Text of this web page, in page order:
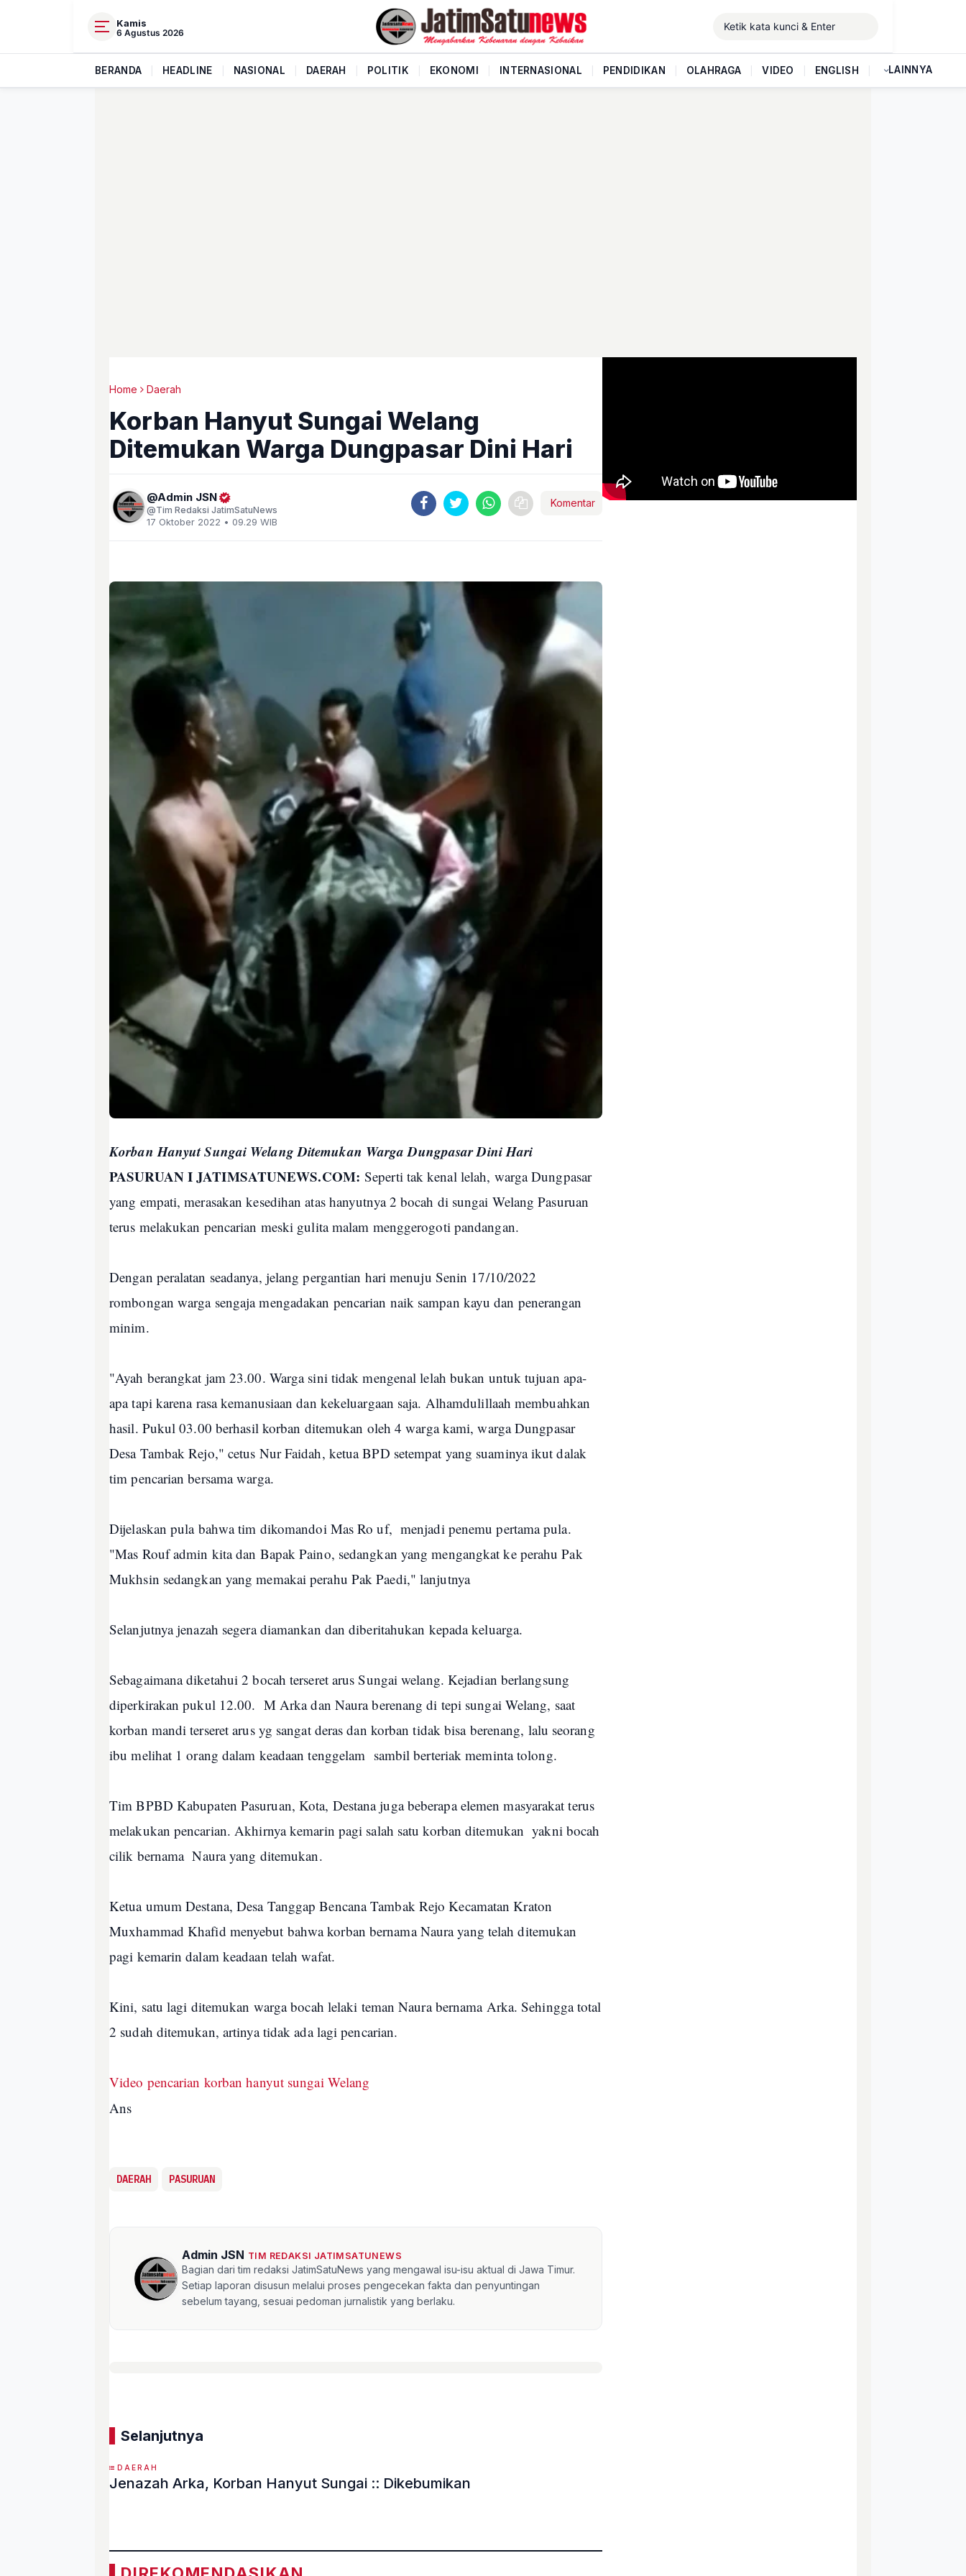
Kamis
6 Agustus 2026
BERANDA HEADLINE NASIONAL DAERAH POLITIK EKONOMI INTERNASIONAL PENDIDIKAN OLAHRAGA VIDEO ENGLISH LAINNYA
Home Daerah
Korban Hanyut Sungai Welang
Ditemukan Warga Dungpasar Dini Hari
Admin JSN
Tim Redaksi JatimSatuNews
17 Oktober 2022 • 09.29 WIB
Komentar
Korban Hanyut Sungai Welang Ditemukan Warga Dungpasar Dini Hari
PASURUAN I JATIMSATUNEWS.COM: Seperti tak kenal lelah, warga Dungpasar
yang empati, merasakan kesedihan atas hanyutnya 2 bocah di sungai Welang Pasuruan
terus melakukan pencarian meski gulita malam menggerogoti pandangan.
Dengan peralatan seadanya, jelang pergantian hari menuju Senin 17/10/2022
rombongan warga sengaja mengadakan pencarian naik sampan kayu dan penerangan
minim.
"Ayah berangkat jam 23.00. Warga sini tidak mengenal lelah bukan untuk tujuan apa-
apa tapi karena rasa kemanusiaan dan kekeluargaan saja. Alhamdulillaah membuahkan
hasil. Pukul 03.00 berhasil korban ditemukan oleh 4 warga kami, warga Dungpasar
Desa Tambak Rejo," cetus Nur Faidah, ketua BPD setempat yang suaminya ikut dalak
tim pencarian bersama warga.
Dijelaskan pula bahwa tim dikomandoi Mas Ro uf, menjadi penemu pertama pula.
"Mas Rouf admin kita dan Bapak Paino, sedangkan yang mengangkat ke perahu Pak
Mukhsin sedangkan yang memakai perahu Pak Paedi," lanjutnya
Selanjutnya jenazah segera diamankan dan diberitahukan kepada keluarga.
Sebagaimana diketahui 2 bocah terseret arus Sungai welang. Kejadian berlangsung
diperkirakan pukul 12.00. M Arka dan Naura berenang di tepi sungai Welang, saat
korban mandi terseret arus yg sangat deras dan korban tidak bisa berenang, lalu seorang
ibu melihat 1 orang dalam keadaan tenggelam sambil berteriak meminta tolong.
Tim BPBD Kabupaten Pasuruan, Kota, Destana juga beberapa elemen masyarakat terus
melakukan pencarian. Akhirnya kemarin pagi salah satu korban ditemukan yakni bocah
cilik bernama Naura yang ditemukan.
Ketua umum Destana, Desa Tanggap Bencana Tambak Rejo Kecamatan Kraton
Muxhammad Khafid menyebut bahwa korban bernama Naura yang telah ditemukan
pagi kemarin dalam keadaan telah wafat.
Kini, satu lagi ditemukan warga bocah lelaki teman Naura bernama Arka. Sehingga total
2 sudah ditemukan, artinya tidak ada lagi pencarian.
Video pencarian korban hanyut sungai Welang
Ans
DAERAH PASURUAN
Admin JSN TIM REDAKSI JATIMSATUNEWS
Bagian dari tim redaksi JatimSatuNews yang mengawal isu-isu aktual di Jawa Timur.
Setiap laporan disusun melalui proses pengecekan fakta dan penyuntingan
sebelum tayang, sesuai pedoman jurnalistik yang berlaku.
Selanjutnya
DAERAH
Jenazah Arka, Korban Hanyut Sungai :: Dikebumikan